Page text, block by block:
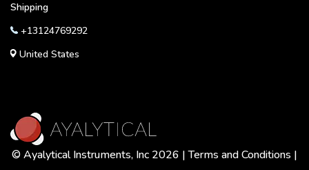
Shipping
+13124769292
United States
© Ayalytical Instruments, Inc 2026 |Terms and Conditions |